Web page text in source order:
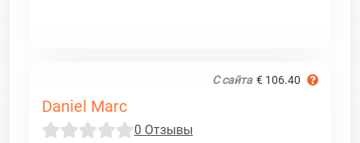
С сайта € 106.40
Daniel Marc
0 Отзывы